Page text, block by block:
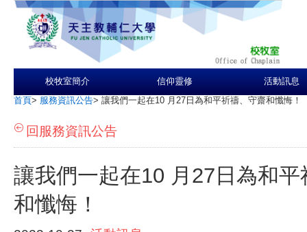
校牧室簡介 信仰靈修 活動訊息
首頁> 服務資訊公告> 讓我們一起在10 月27日為和平祈禱、守齋和懺悔！
回服務資訊公告
讓我們一起在10 月27日為和
和懺悔！